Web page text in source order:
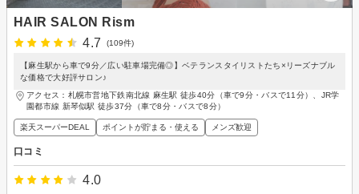
HAIR SALON Rism
4.7
(109件)
【麻生駅から車で9分／広い駐車場完備◎】ベテランスタイリストたち×リーズナブル
な価格で大好評サロン♪
アクセス：札幌市営地下鉄南北線 麻生駅 徒歩40分（車で9分・バスで11分）、JR学
園都市線 新琴似駅 徒歩37分（車で8分・バスで8分）
楽天スーパーDEAL ポイントが貯まる・使える メンズ歓迎
口コミ
4.0